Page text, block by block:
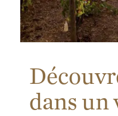
dans un